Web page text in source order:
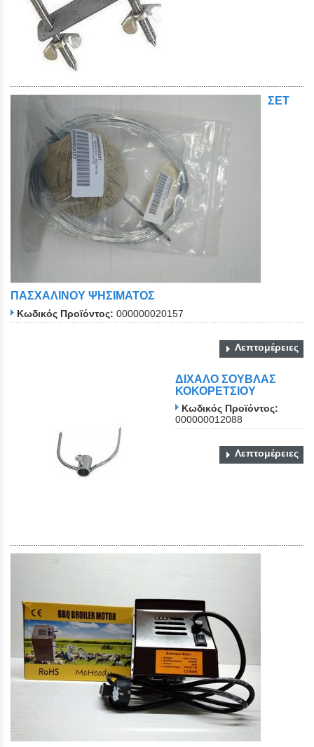
ΣΕΤ
ΠΑΣΧΑΛΙΝΟΥ ΨΗΣΙΜΑΤΟΣ
Κωδικός Προϊόντος: 000000020157
Λεπτομέρειες
ΔΙΧΑΛΟ ΣΟΥΒΛΑΣ
ΚΟΚΟΡΕΤΣΙΟΥ
Κωδικός Προϊόντος:
000000012088
Λεπτομέρειες